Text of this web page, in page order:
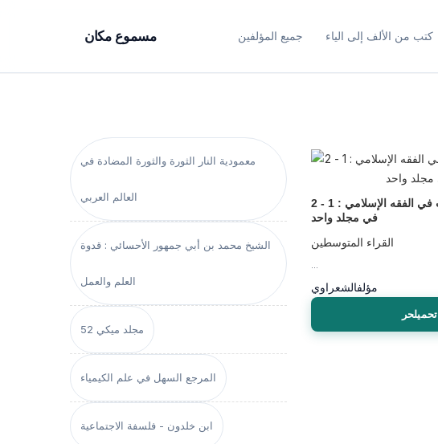
مسموع مكان جميع المؤلفين كتب من الألف إلى الياء
معمودية النار الثورة والثورة المضادة في
العالم العربي
الشيخ محمد بن أبي جمهور الأحسائي : قدوة
العلم والعمل
مجلد ميكي 52
المرجع السهل في علم الكيمياء
ابن خلدون - فلسفة الاجتماعية
مئة سؤال وجواب في الفقه الإسلامي : 1 - 2
في مجلد واحد
القراء المتوسطين
مؤلفالشعراوي
تحميلحر